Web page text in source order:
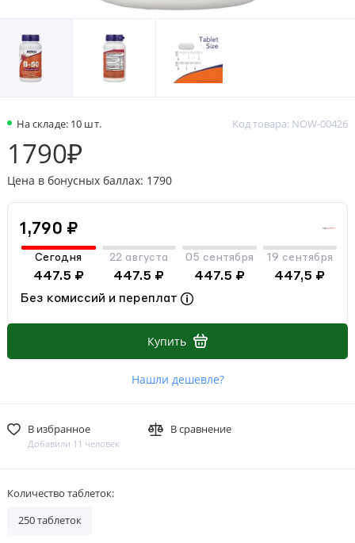
На складе: 10 шт. Код товара: NOW-00426
1790₽
Цена в бонусных баллах: 1790
1,790 ₽
Сегодня
447.5 ₽
22 августа
447.5 ₽
05 сентября
447.5 ₽
19 сентября
447,5 ₽
Без комиссий и переплат
Купить
Нашли дешевле?
В избранное
Добавили 11 человек
В сравнение
Количество таблеток:
250 таблеток